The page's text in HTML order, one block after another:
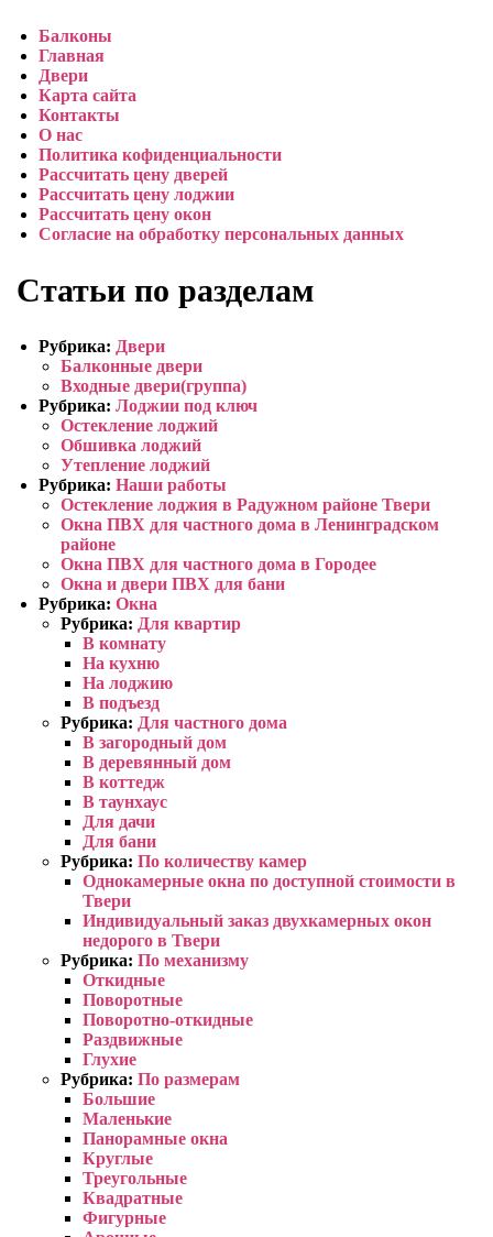
Балконы
Главная
Двери
Карта сайта
Контакты
О нас
Политика кофиденциальности
Рассчитать цену дверей
Рассчитать цену лоджии
Рассчитать цену окон
Согласие на обработку персональных данных
Статьи по разделам
Рубрика: Двери
Балконные двери
Входные двери(группа)
Рубрика: Лоджии под ключ
Остекление лоджий
Обшивка лоджий
Утепление лоджий
Рубрика: Наши работы
Остекление лоджия в Радужном районе Твери
Окна ПВХ для частного дома в Ленинградском
районе
Окна ПВХ для частного дома в Городее
Окна и двери ПВХ для бани
Рубрика: Окна
Рубрика: Для квартир
В комнату
На кухню
На лоджию
В подъезд
Рубрика: Для частного дома
В загородный дом
В деревянный дом
В коттедж
В таунхаус
Для дачи
Для бани
Рубрика: По количеству камер
Однокамерные окна по доступной стоимости в
Твери
Индивидуальный заказ двухкамерных окон
недорого в Твери
Рубрика: По механизму
Откидные
Поворотные
Поворотно-откидные
Раздвижные
Глухие
Рубрика: По размерам
Большие
Маленькие
Панорамные окна
Круглые
Треугольные
Квадратные
Фигурные